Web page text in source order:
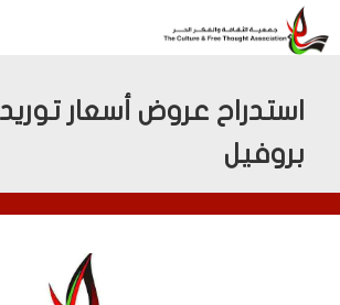
استدراح عروض أسعار
بروفيل